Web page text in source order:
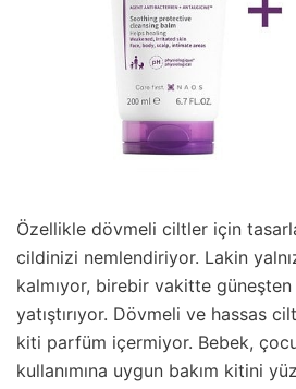
Özellikle dövmeli ciltler için
cildinizi nemlendiriyor. Lakin
kalmıyor, birebir vakitte
yatıştırıyor. Dövmeli ve hassas
kiti parfüm içermiyor. Bebek,
kullanımına uygun bakım kitini